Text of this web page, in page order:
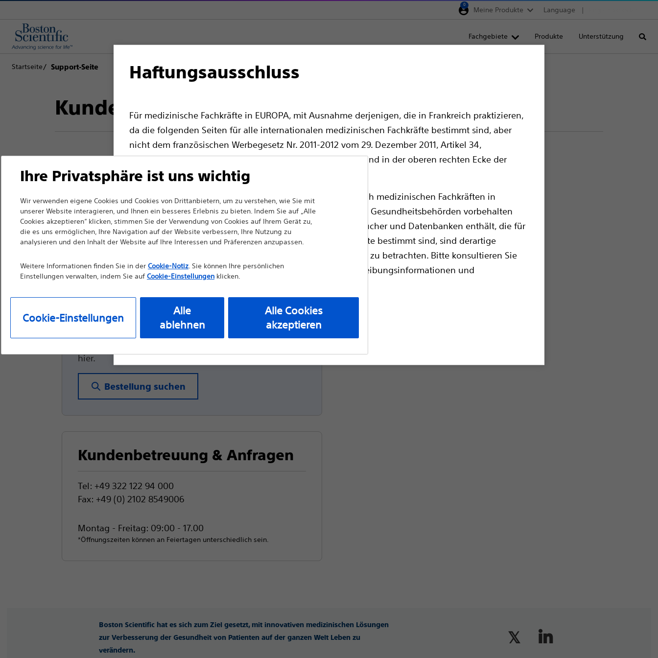
Haftungsausschluss
Für medizinische Fachkräfte in EUROPA, mit Ausnahme derjenigen, die in Frankreich praktizieren,
da die folgenden Seiten für alle internationalen medizinischen Fachkräfte bestimmt sind, aber
nicht dem französischen Werbegesetz Nr. 2011-2012 vom 29. Dezember 2011, Artikel 34,
entsprechen. Andere medizinische Fachkräfte sollten ihr Land in der oberen rechten Ecke der
Website auswählen.
Bitte beachten Sie, dass die folgenden Seiten ausschließlich medizinischen Fachkräften in
Ländern mit entsprechenden Produktzulassungen von den Gesundheitsbehörden vorbehalten
sind. Soweit diese Website Informationen, Referenzhandbücher und Datenbanken enthält, die für
die Verwendung durch zugelassene medizinische Fachkräfte bestimmt sind, sind derartige
Materialien nicht als professionelle medizinische Beratung zu betrachten. Bitte konsultieren Sie
vor der Verwendung die Gerätekennzeichnung für Verschreibungsinformationen und
Weiter Ausgangsseite
0
Meine Produkte Language
Fachgebiete Produkte Unterstützung
Startseite Support-Seite
Kundenbetreuung
Zurück zur Produktseite
Zebra™ Urologischer Führungsdraht
Alle Bestellungen durchsuchen
Sie können ganz einfach den Status und die Details
hier.
Bestellung suchen
Kundenbetreuung & Anfragen
Tel: +49 322 122 94 000
Fax: +49 (0) 2102 8549006
Montag - Freitag: 09:00 - 17.00
*Öffnungszeiten können an Feiertagen unterschiedlich sein.
Boston Scientific hat es sich zum Ziel gesetzt, mit innovativen medizinischen Lösungen
zur Verbesserung der Gesundheit von Patienten auf der ganzen Welt Leben zu
verändern.
Ihre Privatsphäre ist uns wichtig
Wir verwenden eigene Cookies und Cookies von Drittanbietern, um zu verstehen, wie Sie mit
unserer Website interagieren, und Ihnen ein besseres Erlebnis zu bieten. Indem Sie auf „Alle
Cookies akzeptieren“ klicken, stimmen Sie der Verwendung von Cookies auf Ihrem Gerät zu,
die es uns ermöglichen, Ihre Navigation auf der Website verbessern, Ihre Nutzung zu
analysieren und den Inhalt der Website auf Ihre Interessen und Präferenzen anzupassen.
Weitere Informationen finden Sie in der Cookie-Notiz. Sie können Ihre persönlichen
Einstellungen verwalten, indem Sie aufCookie-Einstellungenklicken.
Cookie-Einstellungen
Alle
ablehnen
Alle Cookies
akzeptieren